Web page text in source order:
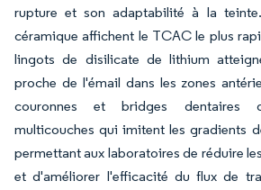
rupture et son adaptabilité à la
céramique affichent le TCAC le plus
lingots de disilicate de lithium
proche de l'émail dans les zones
couronnes et bridges dentaires
multicouches qui imitent les gradients
permettant aux laboratoires de réduire
et d'améliorer l'efficacité du flux de